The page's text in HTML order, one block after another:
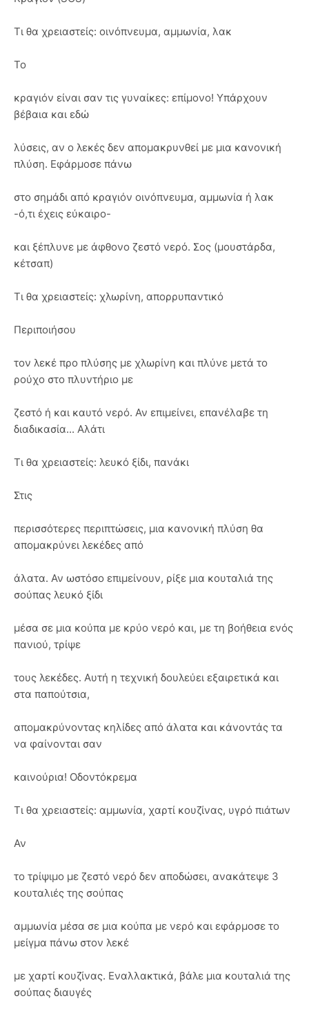
Τι θα χρειαστείς: οινόπνευμα, αμμωνία, λακ
Το
κραγιόν είναι σαν τις γυναίκες: επίμονο! Υπάρχουν
βέβαια και εδώ
λύσεις, αν ο λεκές δεν απομακρυνθεί με μια κανονική
πλύση. Εφάρμοσε πάνω
στο σημάδι από κραγιόν οινόπνευμα, αμμωνία ή λακ
-ό,τι έχεις εύκαιρο-
και ξέπλυνε με άφθονο ζεστό νερό. Σος (μουστάρδα,
κέτσαπ)
Τι θα χρειαστείς: χλωρίνη, απορρυπαντικό
Περιποιήσου
τον λεκέ προ πλύσης με χλωρίνη και πλύνε μετά το
ρούχο στο πλυντήριο με
ζεστό ή και καυτό νερό. Αν επιμείνει, επανέλαβε τη
διαδικασία... Αλάτι
Τι θα χρειαστείς: λευκό ξίδι, πανάκι
Στις
περισσότερες περιπτώσεις, μια κανονική πλύση θα
απομακρύνει λεκέδες από
άλατα. Αν ωστόσο επιμείνουν, ρίξε μια κουταλιά της
σούπας λευκό ξίδι
μέσα σε μια κούπα με κρύο νερό και, με τη βοήθεια ενός
πανιού, τρίψε
τους λεκέδες. Αυτή η τεχνική δουλεύει εξαιρετικά και
στα παπούτσια,
απομακρύνοντας κηλίδες από άλατα και κάνοντάς τα
να φαίνονται σαν
καινούρια! Οδοντόκρεμα
Τι θα χρειαστείς: αμμωνία, χαρτί κουζίνας, υγρό πιάτων
Αν
το τρίψιμο με ζεστό νερό δεν αποδώσει, ανακάτεψε 3
κουταλιές της σούπας
αμμωνία μέσα σε μια κούπα με νερό και εφάρμοσε το
μείγμα πάνω στον λεκέ
με χαρτί κουζίνας. Εναλλακτικά, βάλε μια κουταλιά της
σούπας διαυγές